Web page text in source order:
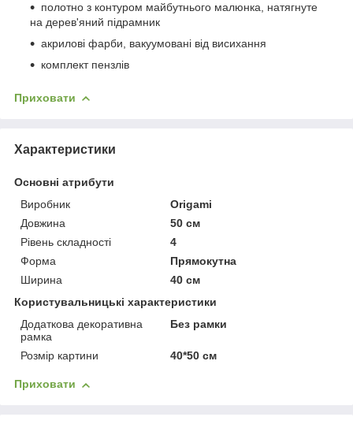
полотно з контуром майбутнього малюнка, натягнуте
на дерев'яний підрамник
акрилові фарби, вакуумовані від висихання
комплект пензлів
Приховати
Характеристики
Основні атрибути
Виробник
Origami
Довжина
50 см
Рівень складності
4
Форма
Прямокутна
Ширина
40 см
Користувальницькі характеристики
Додаткова декоративна
рамка
Без рамки
Розмір картини 40*50 см
Приховати